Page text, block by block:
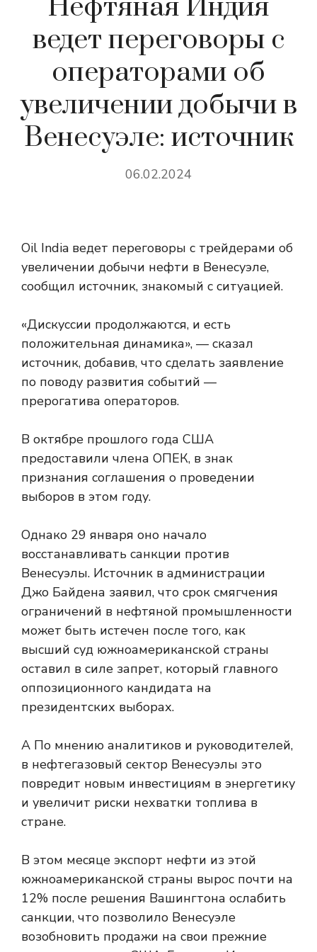
Нефтяная Индия
ведет переговоры с
операторами об
увеличении добычи в
Венесуэле: источник
06.02.2024
Oil India ведет переговоры с трейдерами об
увеличении добычи нефти в Венесуэле,
сообщил источник, знакомый с ситуацией.
«Дискуссии продолжаются, и есть
положительная динамика», — сказал
источник, добавив, что сделать заявление
по поводу развития событий —
прерогатива операторов.
В октябре прошлого года США
предоставили члена ОПЕК, в знак
признания соглашения о проведении
выборов в этом году.
Однако 29 января оно начало
восстанавливать санкции против
Венесуэлы. Источник в администрации
Джо Байдена заявил, что срок смягчения
ограничений в нефтяной промышленности
может быть истечен после того, как
высший суд южноамериканской страны
оставил в силе запрет, который главного
оппозиционного кандидата на
президентских выборах.
А По мнению аналитиков и руководителей,
в нефтегазовый сектор Венесуэлы это
повредит новым инвестициям в энергетику
и увеличит риски нехватки топлива в
стране.
В этом месяце экспорт нефти из этой
южноамериканской страны вырос почти на
12% после решения Вашингтона ослабить
санкции, что позволило Венесуэле
возобновить продажи на свои прежние